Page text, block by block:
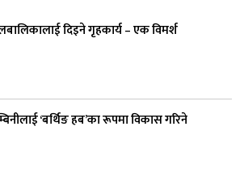
दिइने गृहकार्य – एक विमर्श
‘बर्थिङ हब’का रूपमा विकास गरिने